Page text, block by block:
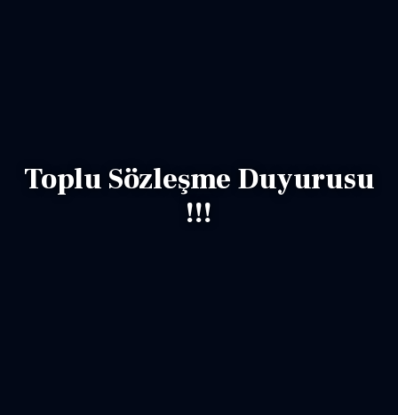
Toplu Sözleşme Duyurusu
!!!